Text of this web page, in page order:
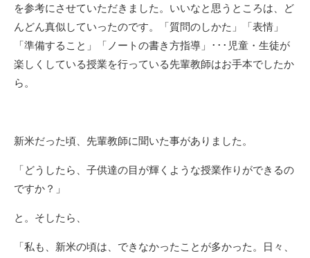
を参考にさせていただきました。いいなと思うところは、ど
んどん真似していったのです。「質問のしかた」「表情」
「準備すること」「ノートの書き方指導」･･･児童・生徒が
楽しくしている授業を行っている先輩教師はお手本でしたか
ら。
新米だった頃、先輩教師に聞いた事がありました。
「どうしたら、子供達の目が輝くような授業作りができるの
ですか？」
と。そしたら、
「私も、新米の頃は、できなかったことが多かった。日々、